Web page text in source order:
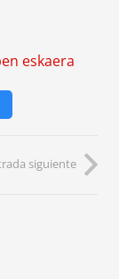
eskaera
siguiente